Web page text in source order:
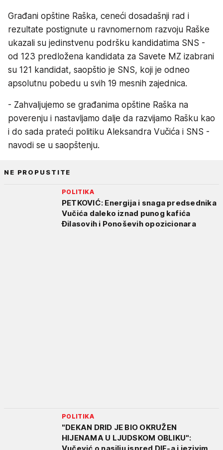
Građani opštine Raška, ceneći dosadašnji rad i
rezultate postignute u ravnomernom razvoju Raške
ukazali su jedinstvenu podršku kandidatima SNS -
od 123 predložena kandidata za Savete MZ izabrani
su 121 kandidat, saopštio je SNS, koji je odneo
apsolutnu pobedu u svih 19 mesnih zajednica.
- Zahvaljujemo se građanima opštine Raška na
poverenju i nastavljamo dalje da razvijamo Rašku kao
i do sada prateći politiku Aleksandra Vučića i SNS -
navodi se u saopštenju.
NE PROPUSTITE
POLITIKA
PETKOVIĆ: Energija i snaga predsednika
Vučića daleko iznad punog kafića
Đilasovih i Ponoševih opozicionara
POLITIKA
"DEKAN DRID JE BIO OKRUŽEN
HIJENAMA U LJUDSKOM OBLIKU":
Vučević o nasilju ispred DIF-a i jezivim